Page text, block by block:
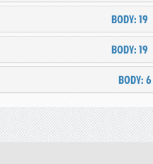
BODY: 19
BODY: 19
BODY: 6